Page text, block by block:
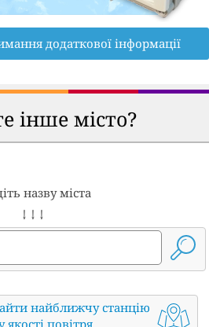
додаткової інформації
інше місто?
назву міста
↓ ↓ ↓
найближчу станцію